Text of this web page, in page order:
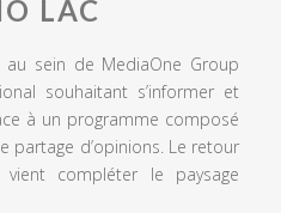
LAC
sein de MediaOne Group
souhaitant s’informer et
à un programme composé
partage d’opinions. Le retour
compléter le paysage